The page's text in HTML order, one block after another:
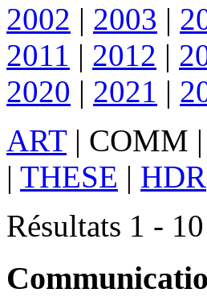
2002 | 2003 |
2011 | 2012 |
2020 | 2021 |
ART| COMM |
| THESE | HDR
Résultats 1 -